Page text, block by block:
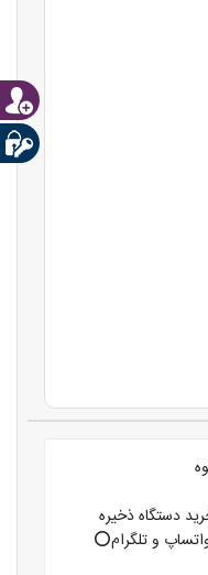
ویژه خرید دستگاه ذخیره
و تلگرام⭕️